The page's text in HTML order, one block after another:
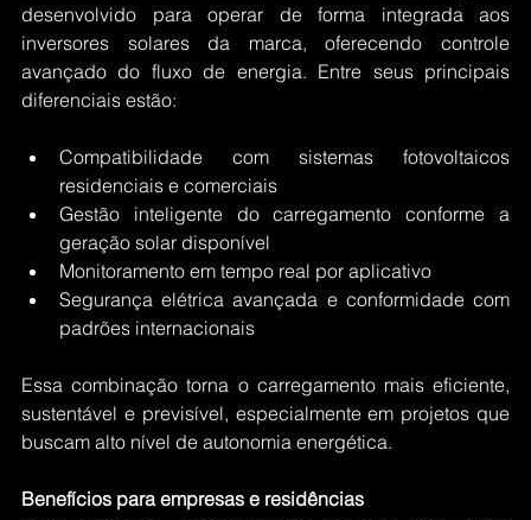
desenvolvido para operar de forma integrada aos
inversores solares da marca, oferecendo controle
avançado do fluxo de energia. Entre seus principais
diferenciais estão:
Compatibilidade com sistemas fotovoltaicos
residenciais e comerciais
Gestão inteligente do carregamento conforme a
geração solar disponível
Monitoramento em tempo real por aplicativo
Segurança elétrica avançada e conformidade com
padrões internacionais
Essa combinação torna o carregamento mais eficiente,
sustentável e previsível, especialmente em projetos que
buscam alto nível de autonomia energética.
Benefícios para empresas e residências